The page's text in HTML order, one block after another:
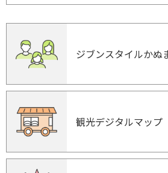
ジブンスタイルかぬ
観光デジタルマップ